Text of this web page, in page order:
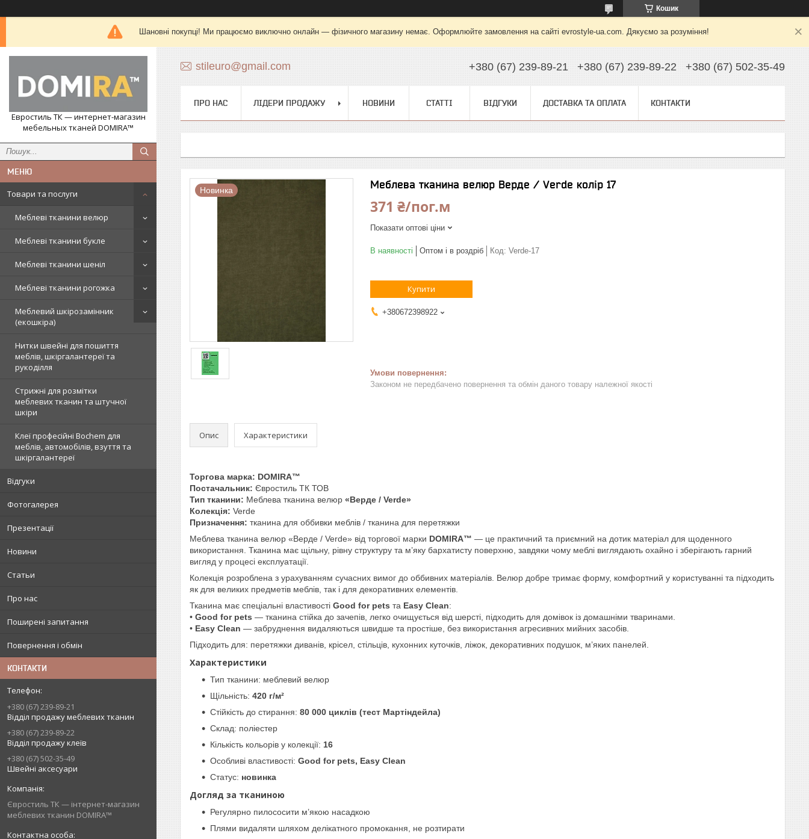
Кошик
Шановні покупці! Ми працюємо виключно онлайн — фізичного магазину немає. Оформлюйте замовлення на сайті evrostyle-ua.com. Дякуємо за розуміння!
Евростиль ТК — интернет-магазин
мебельных тканей DOMIRA™
Товари та послуги
Меблеві тканини велюр
Меблеві тканини букле
Меблеві тканини шеніл
Меблеві тканини рогожка
Меблевий шкірозамінник
(екошкіра)
Нитки швейні для пошиття
меблів, шкіргалантереї та
рукоділля
Стрижні для розмітки
меблевих тканин та штучної
шкіри
Клеї професійні Bochem для
меблів, автомобілів, взуття та
шкіргалантереї
Відгуки
Фотогалерея
Презентації
Новини
Статьи
Про нас
Поширені запитання
Повернення і обмін
КОНТАКТИ
+380 (67) 239-89-21
Відділ продажу меблевих тканин
+380 (67) 239-89-22
Відділ продажу клеїв
+380 (67) 502-35-49
Швейні аксесуари
Євростиль ТК — інтернет-магазин
меблевих тканин DOMIRA™
stileuro@gmail.com +380 (67) 239-89-21 +380 (67) 239-89-22 +380 (67) 502-35-49
ПРО НАС ЛІДЕРИ ПРОДАЖУ НОВИНИ СТАТТІ ВІДГУКИ ДОСТАВКА ТА ОПЛАТА КОНТАКТИ
Новинка Меблева тканина велюр Верде / Verde колір 17
371 ₴/пог.м
Показати оптові ціни
В наявності Оптом і в роздріб Код: Verde-17
Купити
+380672398922
Законом не передбачено повернення та обмін даного товару належної якості
Опис Характеристики
Торгова марка: DOMIRA™
Постачальник: Євростиль ТК ТОВ
Тип тканини: Меблева тканина велюр «Верде / Verde»
Колекція: Verde
Призначення: тканина для оббивки меблів / тканина для перетяжки
Меблева тканина велюр «Верде / Verde» від торгової марки DOMIRA™ — це практичний та приємний на дотик матеріал для щоденного
використання. Тканина має щільну, рівну структуру та м’яку бархатисту поверхню, завдяки чому меблі виглядають охайно і зберігають гарний
вигляд у процесі експлуатації.
Колекція розроблена з урахуванням сучасних вимог до оббивних матеріалів. Велюр добре тримає форму, комфортний у користуванні та підходить
як для великих предметів меблів, так і для декоративних елементів.
Тканина має спеціальні властивості Good for pets та Easy Clean:
• Good for pets — тканина стійка до зачепів, легко очищується від шерсті, підходить для домівок із домашніми тваринами.
• Easy Clean — забруднення видаляються швидше та простіше, без використання агресивних мийних засобів.
Підходить для: перетяжки диванів, крісел, стільців, кухонних куточків, ліжок, декоративних подушок, м’яких панелей.
Характеристики
Тип тканини: меблевий велюр
Щільність: 420 г/м²
Стійкість до стирання: 80 000 циклів (тест Мартіндейла)
Склад: поліестер
Кількість кольорів у колекції: 16
Особливі властивості: Good for pets, Easy Clean
Статус: новинка
Догляд за тканиною
Регулярно пилососити м’якою насадкою
Плями видаляти шляхом делікатного промокання, не розтирати